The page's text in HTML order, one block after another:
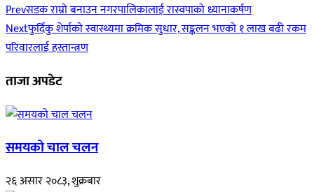
Prevसडक राम्रो बनाउन नगरपालिकालाई रास्वपाको ध्यानाकर्षण
Nextफुर्दिकु शेर्पाको स्वास्थ्यमा क्रमिक सुधार, सङ्कलन भएको १ लाख बढी रकम
परिवारलाई हस्तान्त्रण
ताजा अपडेट
समयको चाल चलन
२६ असार २०८३, शुक्रबार